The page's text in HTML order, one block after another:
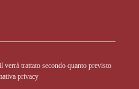
trattato secondo quanto previsto
privacy